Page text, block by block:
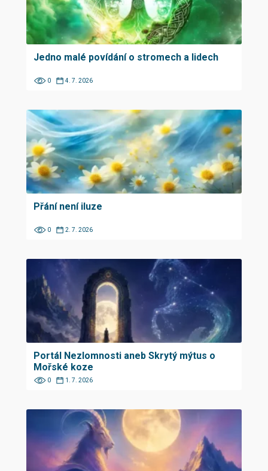
Jedno malé povídání o stromech a lidech
0 4. 7. 2026
Přání není iluze
0 2. 7. 2026
Portál Nezlomnosti aneb Skrytý mýtus o
Mořské koze
0 1. 7. 2026